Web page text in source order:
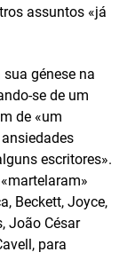
assuntos «já
génese na
se de um
de «um
escritores».
Beckett, Joyce,
João César
para